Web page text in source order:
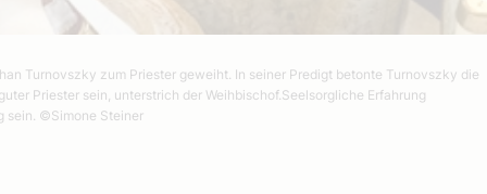
Turnovszky zum Priester geweiht. In seiner Predigt betonte Turnovszky die
Priester sein, unterstrich der Weihbischof.Seelsorgliche Erfahrung
sein. ©Simone Steiner